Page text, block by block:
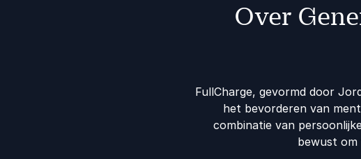
Over
FullCharge, gevormd door
het bevorderen van
combinatie van
bewust om